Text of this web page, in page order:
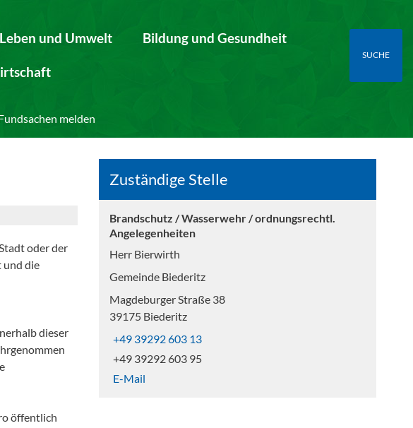
Leben und Umwelt Bildung und Gesundheit
SUCHE
melden
oder der
und die
dieser
öffentlich
Zuständige Stelle
Brandschutz / Wasserwehr / ordnungsrechtl.
Angelegenheiten
Herr Bierwirth
Gemeinde Biederitz
Magdeburger Straße 38
39175 Biederitz
+49 39292 603 13
+49 39292 603 95
E-Mail